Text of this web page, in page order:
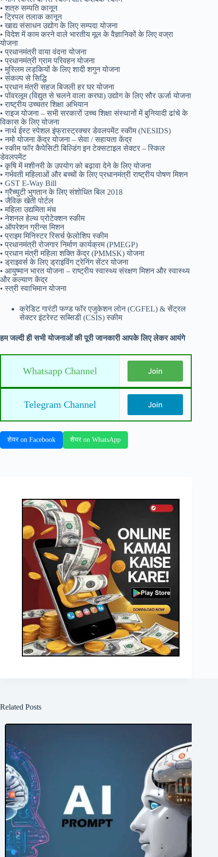
• शत्रु सम्पति कानून
• ट्रिपल तलाक कानून
• खाद्य संसाधन उद्योग के लिए सम्पदा योजना
• विदेश में काम करने वाले भारतीय मूल के वैज्ञानिकों के लिए वज्रा
योजना
• प्रधानमंत्री वाया वंदना योजना
• प्रधानमंत्री ग्राम परिवहन योजना
• मुस्लिम लड़कियों के लिए शादी शगुन योजना
• संकल्प से सिद्धि
• प्रधान मंत्री सहज बिजली हर घर योजना
• पॉवरलूम (विद्युत से चलने वाला करघा) उद्योग के लिए सौर ऊर्जा योजना
• राष्ट्रीय उच्चतर शिक्षा अभियान
• राइज योजना – सभी सरकारों उच्च शिक्षा संस्थानों में बुनियादी ढांचे के
विकास के लिए योजना
• नार्थ ईस्ट स्पेशल इंफ्रास्ट्रक्चर डेवलपमेंट स्कीम (NESIDS)
• नमो योजना केंद्र योजना – सेवा / सहायता केंद्र
• स्कीम फॉर कैपेसिटी बिल्डिंग इन टेक्सटाइल सेक्टर – स्किल
डेवलपमेंट
• कृषि में मशीनरी के उपयोग को बढ़ावा देने के लिए योजना
• गर्भवती महिलाओं और बच्चों के लिए प्रधानमंत्री राष्ट्रीय पोषण मिशन
• GST E-Way Bill
• ग्रैच्युटी भुगतान के लिए संशोधित बिल 2018
• जैविक खेती पोर्टल
• महिला उद्यमिता मंच
• नेशनल हेल्थ प्रोटेक्शन स्कीम
• ऑपरेशन ग्रीन्स मिशन
• प्राइम मिनिस्टर रिसर्च फ़ेलोशिप स्कीम
• प्रधानमंत्री रोजगार निर्माण कार्यक्रम (PMEGP)
• प्रधान मंत्री महिला शक्ति केंद्र (PMMSK) योजना
• ड्राइवर्स के लिए ड्राइविंग ट्रेनिंग सेंटर योजना
• आयुष्मान भारत योजना – राष्ट्रीय स्वास्थ्य संरक्षण मिशन और स्वास्थ्य
और कल्याण केंद्र
• स्त्री स्वाभिमान योजना
क्रेडिट गारंटी फण्ड फॉर एजुकेशन लोन (CGFEL) & सेंट्रल
सेक्टर इंटरेस्ट सब्सिडी (CSIS) स्कीम
हम जल्दी ही सभी योजनाओं की पूरी जानकारी आपके लिए लेकर आयंगे
Whatsapp Channel Join
Telegram Channel Join
शेयर on Facebook शेयर on WhatsApp
Related Posts